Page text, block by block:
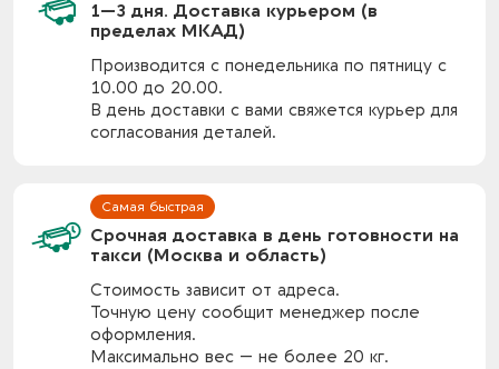
1—3 дня. Доставка курьером (в
пределах МКАД)
Производится с понедельника по пятницу с
10.00 до 20.00.
В день доставки с вами свяжется курьер для
согласования деталей.
Срочная доставка в день готовности на
такси (Москва и область)
Стоимость зависит от адреса.
Точную цену сообщит менеджер после
оформления.
Максимально вес — не более 20 кг.